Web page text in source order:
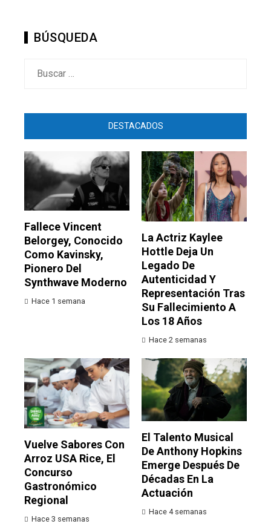
BÚSQUEDA
DESTACADOS
Fallece Vincent
Belorgey, Conocido
Como Kavinsky,
Pionero Del
Synthwave Moderno
Hace 1 semana
La Actriz Kaylee
Hottle Deja Un
Legado De
Autenticidad Y
Representación Tras
Su Fallecimiento A
Los 18 Años
Hace 2 semanas
Vuelve Sabores Con
Arroz USA Rice, El
Concurso
Gastronómico
Regional
Hace 3 semanas
El Talento Musical
De Anthony Hopkins
Emerge Después De
Décadas En La
Actuación
Hace 4 semanas